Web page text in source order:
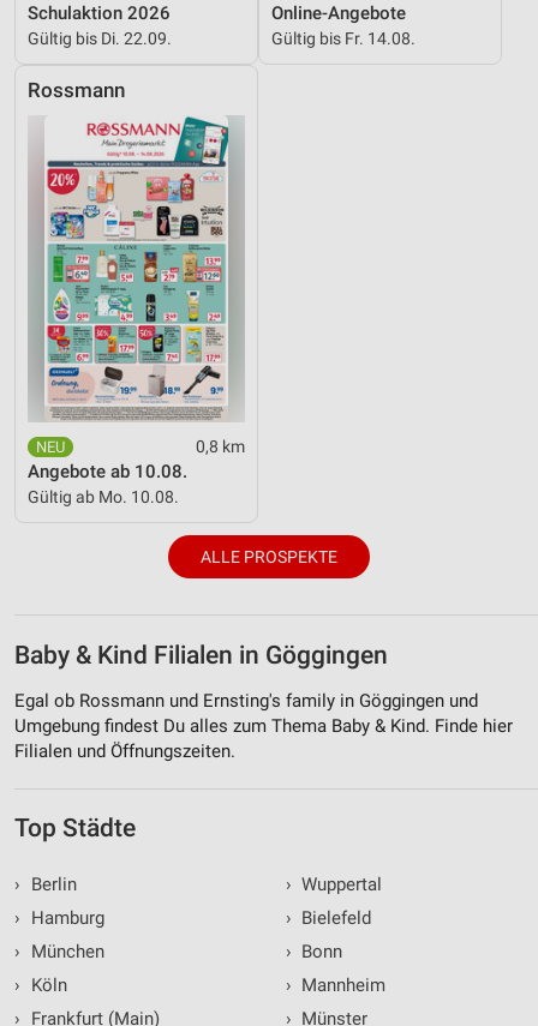
Schulaktion 2026
Gültig bis Di. 22.09.
Online-Angebote
Gültig bis Fr. 14.08.
Rossmann
0,8 km
Angebote ab 10.08.
Gültig ab Mo. 10.08.
ALLE PROSPEKTE
Baby & Kind Filialen in Göggingen
Egal ob Rossmann und Ernsting's family in Göggingen und
Umgebung findest Du alles zum Thema Baby & Kind. Finde hier
Filialen und Öffnungszeiten.
Top Städte
›
Berlin
›
Hamburg
›
München
›
Köln
›
Frankfurt (Main)
› Wuppertal
› Bielefeld
› Bonn
› Mannheim
› Münster